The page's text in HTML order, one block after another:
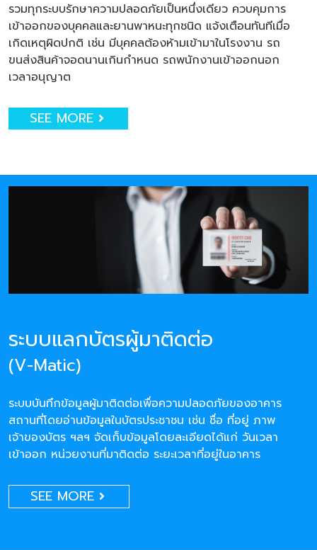
รวมทุกระบบรักษาความปลอดภัยเป็นหนึ่งเดียว ควบคุมการ
เข้าออกของบุคคลและยานพาหนะทุกชนิด แจ้งเตือนทันทีเมื่อ
เกิดเหตุผิดปกติ เช่น มีบุคคลต้องห้ามเข้ามาในโรงงาน รถ
ขนส่งสินค้าจอดนานเกินกำหนด รถพนักงานเข้าออกนอก
เวลาอนุญาต
SEE MORE
ระบบแลกบัตรผู้มาติดต่อ
(V-Matic)
ระบบบันทึกข้อมูลผู้มาติดต่อเพื่อความปลอดภัยของอาคาร
สถานที่โดยอ่านข้อมูลในบัตรประชาชน เช่น ชื่อ ที่อยู่ ภาพ
เจ้าของบัตร ฯลฯ จัดเก็บข้อมูลโดยละเอียดได้แก่ วันเวลา
เข้าออก หน่วยงานที่มาติดต่อ ระยะเวลาที่อยู่ในอาคาร
SEE MORE